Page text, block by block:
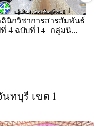
นิกวิชาการสารสัมพันธ์
4 ฉบับที่ 14 | กลุ่มนิ
ทบุรี เขต 1